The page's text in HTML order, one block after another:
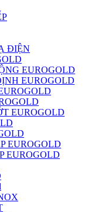
ĐIỆN
EUROGOLD
EUROGOLD
EUROGOLD
EUROGOLD
EUROGOLD